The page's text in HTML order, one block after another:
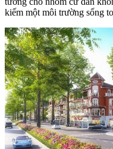
kiếm một môi trường sống